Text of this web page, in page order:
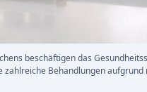
beschäftigen das
zahlreiche Behandlungen